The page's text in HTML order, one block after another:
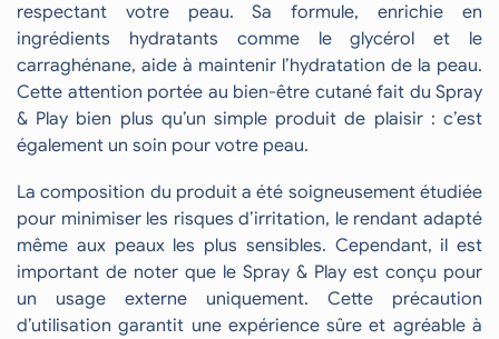
respectant votre peau. Sa formule, enrichie en
ingrédients hydratants comme le glycérol et le
carraghénane, aide à maintenir l’hydratation de la peau.
Cette attention portée au bien-être cutané fait du Spray
& Play bien plus qu’un simple produit de plaisir : c’est
également un soin pour votre peau.
La composition du produit a été soigneusement étudiée
pour minimiser les risques d’irritation, le rendant adapté
même aux peaux les plus sensibles. Cependant, il est
important de noter que le Spray & Play est conçu pour
un usage externe uniquement. Cette précaution
d’utilisation garantit une expérience sûre et agréable à